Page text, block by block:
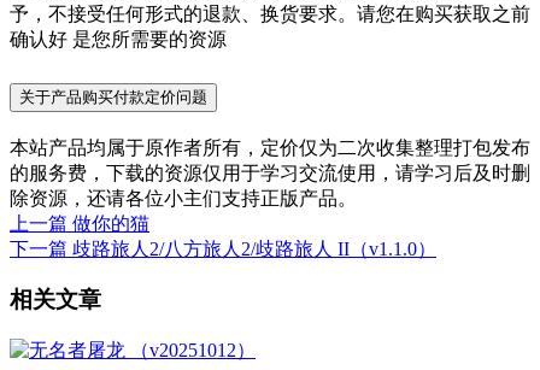
予，不接受任何形式的退款、换货要求。请您在购买获取之前
确认好 是您所需要的资源
关于产品购买付款定价问题
本站产品均属于原作者所有，定价仅为二次收集整理打包发布
的服务费，下载的资源仅用于学习交流使用，请学习后及时删
除资源，还请各位小主们支持正版产品。
上一篇 做你的猫
下一篇 歧路旅人2/八方旅人2/歧路旅人 II（v1.1.0）
相关文章